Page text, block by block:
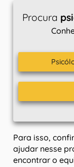
Procura
Para isso,
ajudar nesse
encontrar o